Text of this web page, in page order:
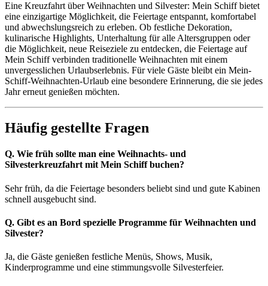
Eine Kreuzfahrt über Weihnachten und Silvester: Mein Schiff bietet
eine einzigartige Möglichkeit, die Feiertage entspannt, komfortabel
und abwechslungsreich zu erleben. Ob festliche Dekoration,
kulinarische Highlights, Unterhaltung für alle Altersgruppen oder
die Möglichkeit, neue Reiseziele zu entdecken, die Feiertage auf
Mein Schiff verbinden traditionelle Weihnachten mit einem
unvergesslichen Urlaubserlebnis. Für viele Gäste bleibt ein Mein-
Schiff-Weihnachten-Urlaub eine besondere Erinnerung, die sie jedes
Jahr erneut genießen möchten.
Häufig gestellte Fragen
Q. Wie früh sollte man eine Weihnachts- und
Silvesterkreuzfahrt mit Mein Schiff buchen?
Sehr früh, da die Feiertage besonders beliebt sind und gute Kabinen
schnell ausgebucht sind.
Q. Gibt es an Bord spezielle Programme für Weihnachten und
Silvester?
Ja, die Gäste genießen festliche Menüs, Shows, Musik,
Kinderprogramme und eine stimmungsvolle Silvesterfeier.